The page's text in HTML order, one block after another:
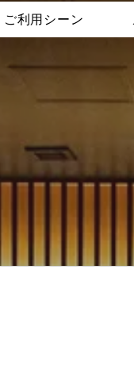
ご利用シーン